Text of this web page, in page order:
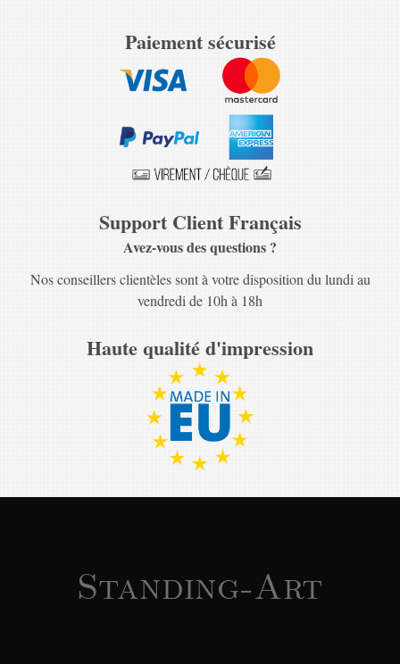
Paiement sécurisé
Support Client Français
Avez-vous des questions ?
Nos conseillers clientèles sont à votre disposition du lundi au
vendredi de 10h à 18h
Haute qualité d'impression
Standing-Art